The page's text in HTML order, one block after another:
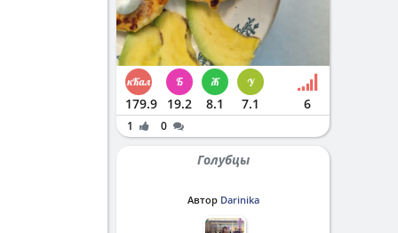
179.9 19.2 8.1 7.1 6
1 0
Голубцы
Автор Darinika